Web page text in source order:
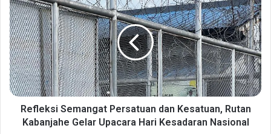
e
f
l
e
k
s
i
S
Refleksi Semangat Persatuan dan Kesatuan, Rutan
Kabanjahe Gelar Upacara Hari Kesadaran Nasional